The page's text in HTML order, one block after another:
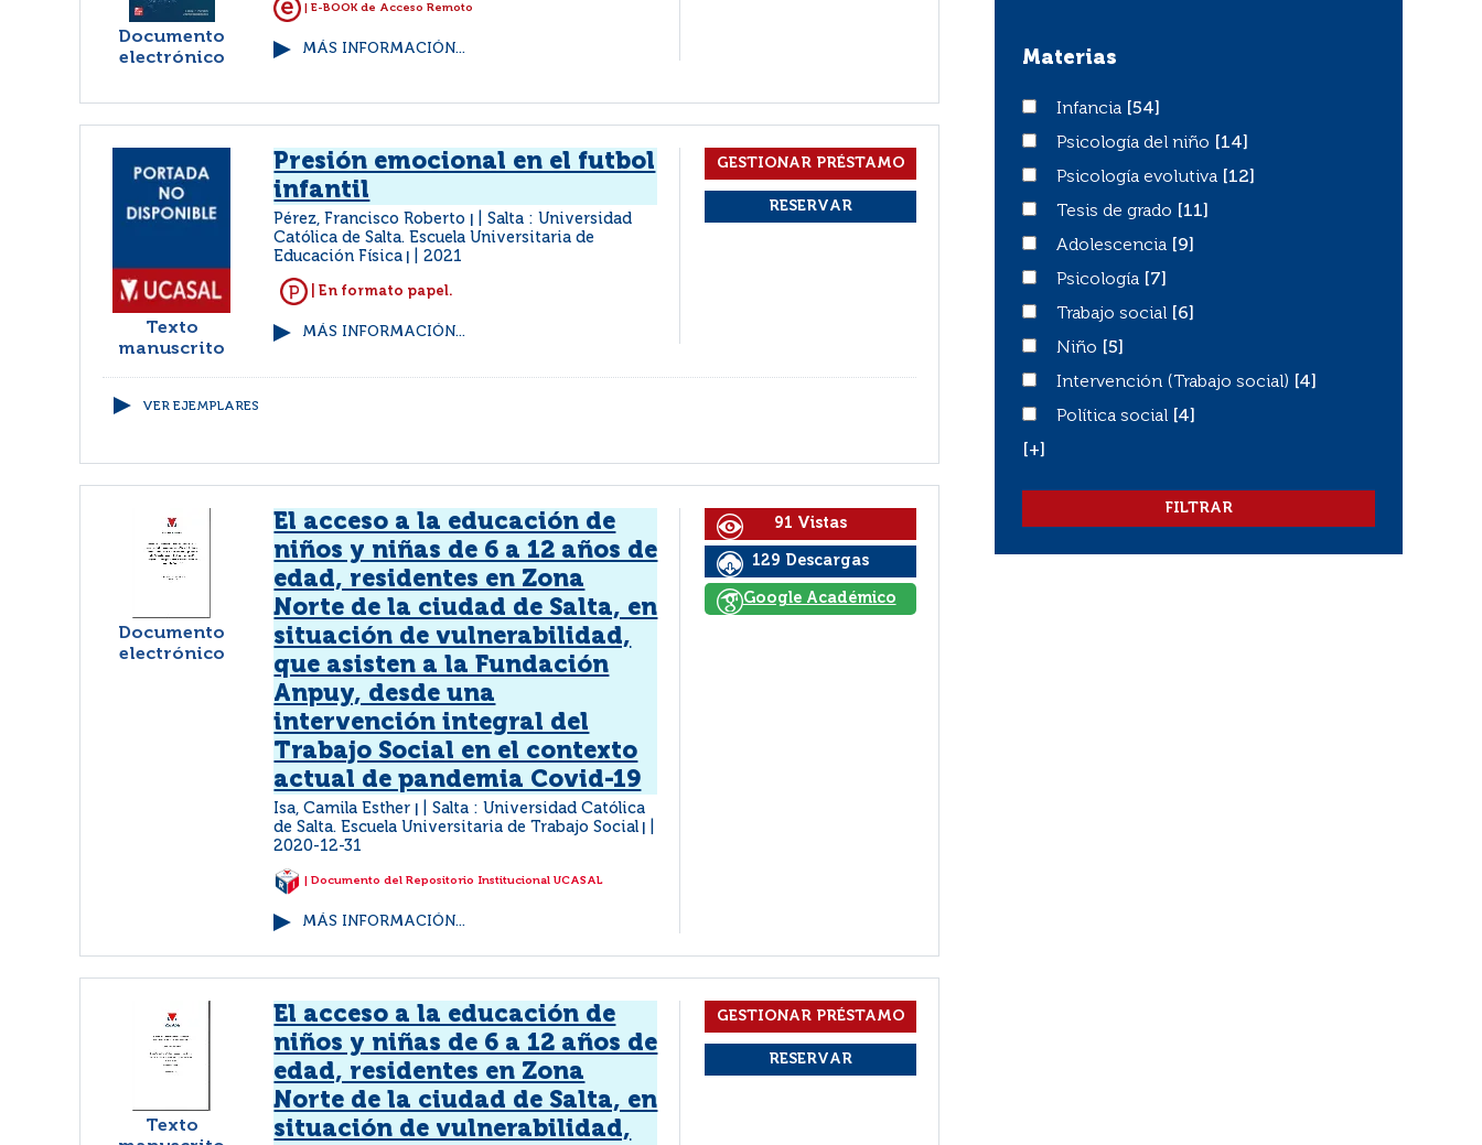
Documento
electrónico
| E-BOOK de Acceso Remoto
MÁS INFORMACIÓN...
Texto
manuscrito
Presión emocional en el futbol
infantil
Pérez, Francisco Roberto
Salta : Universidad
Católica de Salta. Escuela Universitaria de
Educación Física
2021
| En formato papel.
MÁS INFORMACIÓN...
VER EJEMPLARES
Documento
electrónico
El acceso a la educación de
niños y niñas de 6 a 12 años de
edad, residentes en Zona
Norte de la ciudad de Salta, en
situación de vulnerabilidad,
que asisten a la Fundación
Anpuy, desde una
intervención integral del
Trabajo Social en el contexto
actual de pandemia Covid-19
Isa, Camila Esther
Salta : Universidad Católica
de Salta. Escuela Universitaria de Trabajo Social
2020-12-31
| Documento del Repositorio Institucional UCASAL
MÁS INFORMACIÓN...
91 Vistas
129 Descargas
Google Académico
Texto
El acceso a la educación de
niños y niñas de 6 a 12 años de
edad, residentes en Zona
Norte de la ciudad de Salta, en
situación de vulnerabilidad,
Materias
InfanciaInfancia
[54]
Psicología del niño
Psicología del niño
[14]
Psicología evolutiva
Psicología evolutiva
[12]
Tesis de grado
Tesis de grado
[11]
Adolescencia
Adolescencia
[9]
Psicología
Psicología
[7]
Trabajo social
Trabajo social
[6]
NiñoNiño
[5]
Intervención (Trabajo social)
Intervención (Trabajo social)
[4]
Política social
Política social
[4]
[+]